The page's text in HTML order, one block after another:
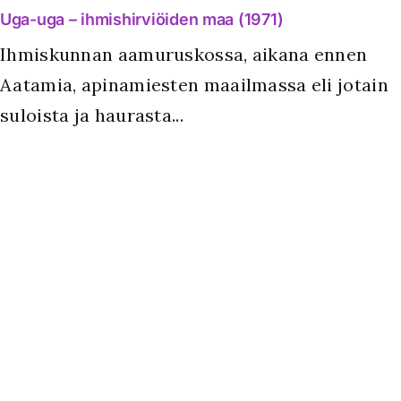
Uga-uga – ihmishirviöiden maa (1971)
Ihmiskunnan aamuruskossa, aikana ennen
Aatamia, apinamiesten maailmassa eli jotain
suloista ja haurasta...